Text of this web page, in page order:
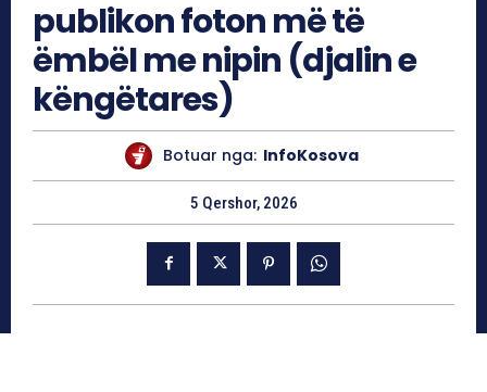
publikon foton më të
ëmbël me nipin (djalin e
këngëtares)
Botuar nga: InfoKosova
5 Qershor, 2026